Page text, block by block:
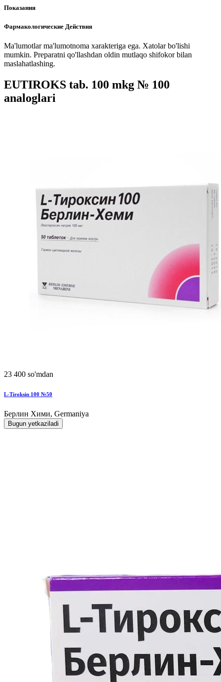
Показания
Фармакологические Действия
Ma'lumotlar ma'lumotnoma xarakteriga ega. Xatolar bo'lishi
mumkin. Preparatni qo'llashdan oldin mutlaqo shifokor bilan
maslahatlashing.
EUTIROKS tab. 100 mkg № 100
analoglari
23 400 so'mdan
L-Tiroksin 100 №50
Берлин Хими, Germaniya
Bugun yetkaziladi